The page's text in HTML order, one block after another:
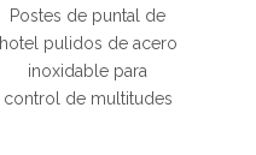
Postes de puntal de
hotel pulidos de acero
inoxidable para
control de multitudes